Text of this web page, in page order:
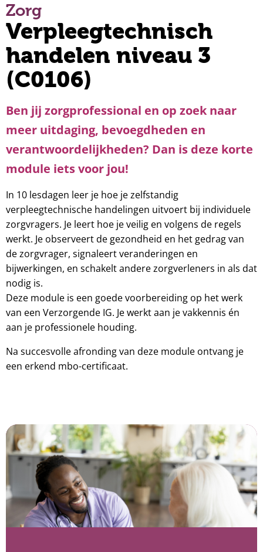
Zorg
Verpleegtechnisch
handelen niveau 3
(C0106)
Ben jij zorgprofessional en op zoek naar
meer uitdaging, bevoegdheden en
verantwoordelijkheden? Dan is deze korte
module iets voor jou!
In 10 lesdagen leer je hoe je zelfstandig
verpleegtechnische handelingen uitvoert bij individuele
zorgvragers. Je leert hoe je veilig en volgens de regels
werkt. Je observeert de gezondheid en het gedrag van
de zorgvrager, signaleert veranderingen en
bijwerkingen, en schakelt andere zorgverleners in als dat
nodig is.
Deze module is een goede voorbereiding op het werk
van een Verzorgende IG. Je werkt aan je vakkennis én
aan je professionele houding.
Na succesvolle afronding van deze module ontvang je
een erkend mbo-certificaat.